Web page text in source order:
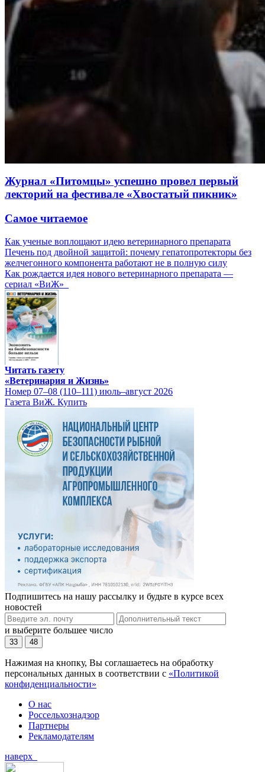
Журнал «Питомцы» успешно провел первый
лекторий на фестивале «Хвостатый пикник»
Самое читаемое
Как ученые воплощают идею ветеринарного препарата
Печень под двойной защитой: почему гепатопротекторы без
желчегонного компонента работают не в полную силу
Как рождается идея нового ветеринарного препарата —
сериал «ВиЖ»
Читать газету
«Ветеринария и Жизнь»
Номер 07–08 (110–111) июль–август 2026
Газета ВиЖ. Купить
Подпишитесь на нашу рассылку и будьте в курсе всех
новостей
и выберите большее число
33 48
Нажимая на кнопку, Вы соглашаетесь на обработку
персональных данных в соответствии с «Политикой
конфиденциальности»
О нас
Россельхознадзор
Партнеры
Рекламодателям
наверх